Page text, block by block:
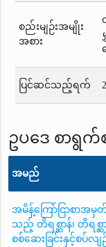
စည်းမျဉ်းအမျိုး
အစား
ပြင်ဆင်သည့်ရက်
ဥပဒေ စာရွက်
အမည်
အမိန့်ကြော်ငြာစာအ
သည့် တိရစ္ဆာန်၊ တိရစ္
စစ်ဆေးခြင်းနှင့်စပ်လ